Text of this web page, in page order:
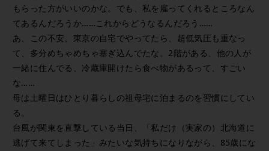
もらった方がいいのかな。でも、私を雇ってくれるところなん
てあるんだろうか……これからどうなるんだろう……
あ、この不安、東京の自宅でやってたら、超低気圧も重なっ
て、多分めちゃめちゃ塞ぎ込んでたな。2階がある、他の人が
一緒に住んでる、冷蔵庫開けたら食べ物があるって、すごい
な……
母は土曜日はひとり暮らしの祖母宅に泊まるのを習慣にしてい
る。
台風が関東を直撃している当日、「私だけ（実家の）北海道に
逃げて来てしまった」みたいな気持ちになりながら、85歳にな